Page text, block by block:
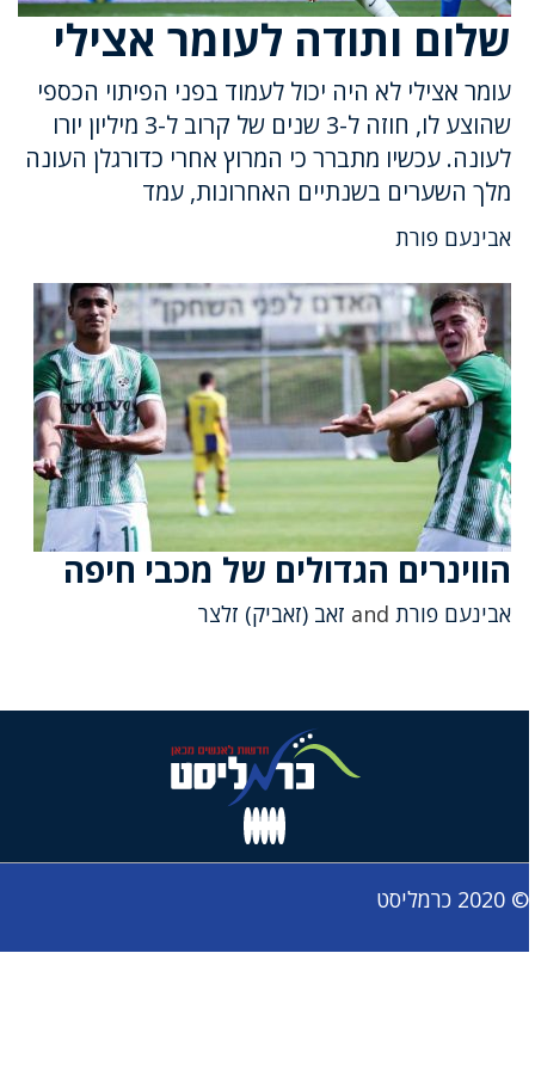
שלום ותודה לעומר אצילי
עומר אצילי לא היה יכול לעמוד בפני הפיתוי הכספי
שהוצע לו, חוזה ל-3 שנים של קרוב ל-3 מיליון יורו
לעונה. עכשיו מתברר כי המרוץ אחרי כדורגלן העונה
מלך השערים בשנתיים האחרונות, עמד
אבינעם פורת
הווינרים הגדולים של מכבי חיפה
אבינעם פורת זאב (זאביק) זלצר
© 2020 כרמליסט